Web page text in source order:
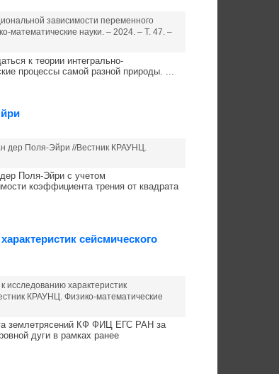
зависимости переменного
математические науки. – 2024. – Т. 47. –
к теории интегрально-
процессы самой разной природы. ...
дер Поля-Эйри //Вестник КРАУНЦ.
Поля-Эйри с учетом
коэффициента трения от квадрата
сейсмического
характеристик
КРАУНЦ. Физико-математические
землетрясений КФ ФИЦ ЕГС РАН за
дуги в рамках ранее